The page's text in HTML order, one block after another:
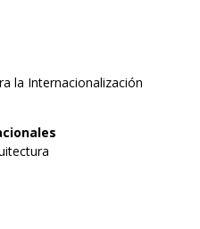
la Internacionalización